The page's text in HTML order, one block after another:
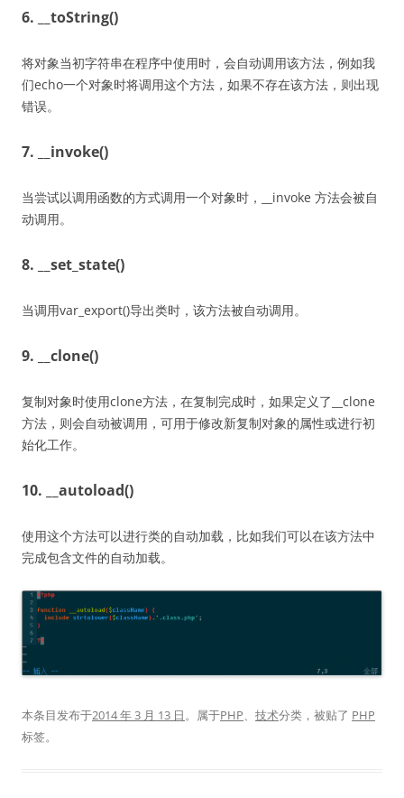
6. __toString()
将对象当初字符串在程序中使用时，会自动调用该方法，例如我
们echo一个对象时将调用这个方法，如果不存在该方法，则出现
错误。
7. __invoke()
当尝试以调用函数的方式调用一个对象时，__invoke 方法会被自
动调用。
8. __set_state()
当调用var_export()导出类时，该方法被自动调用。
9. __clone()
复制对象时使用clone方法，在复制完成时，如果定义了__clone
方法，则会自动被调用，可用于修改新复制对象的属性或进行初
始化工作。
10. __autoload()
使用这个方法可以进行类的自动加载，比如我们可以在该方法中
完成包含文件的自动加载。
本条目发布于2014 年 3 月 13 日。属于PHP、 技术分类，被贴了 PHP
标签。